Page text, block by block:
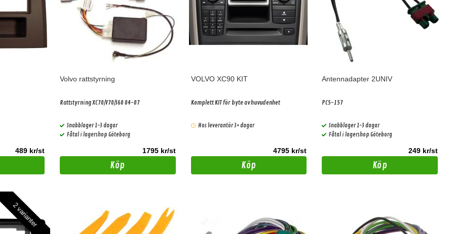
489 kr/st
Volvo rattstyrning
Rattstyrning XC70/V70/S60 04-07
Snabblager 1-3 dagar
Fåtal i lagershop Göteborg
1795 kr/st
Köp
VOLVO XC90 KIT
Komplett KIT för byte av huvudenhet
Hos leverantör 3+ dagar
4795 kr/st
Köp
Antennadapter 2UNIV
PC5-157
Snabblager 1-3 dagar
Fåtal i lagershop Göteborg
249 kr/st
Köp
2 varianter